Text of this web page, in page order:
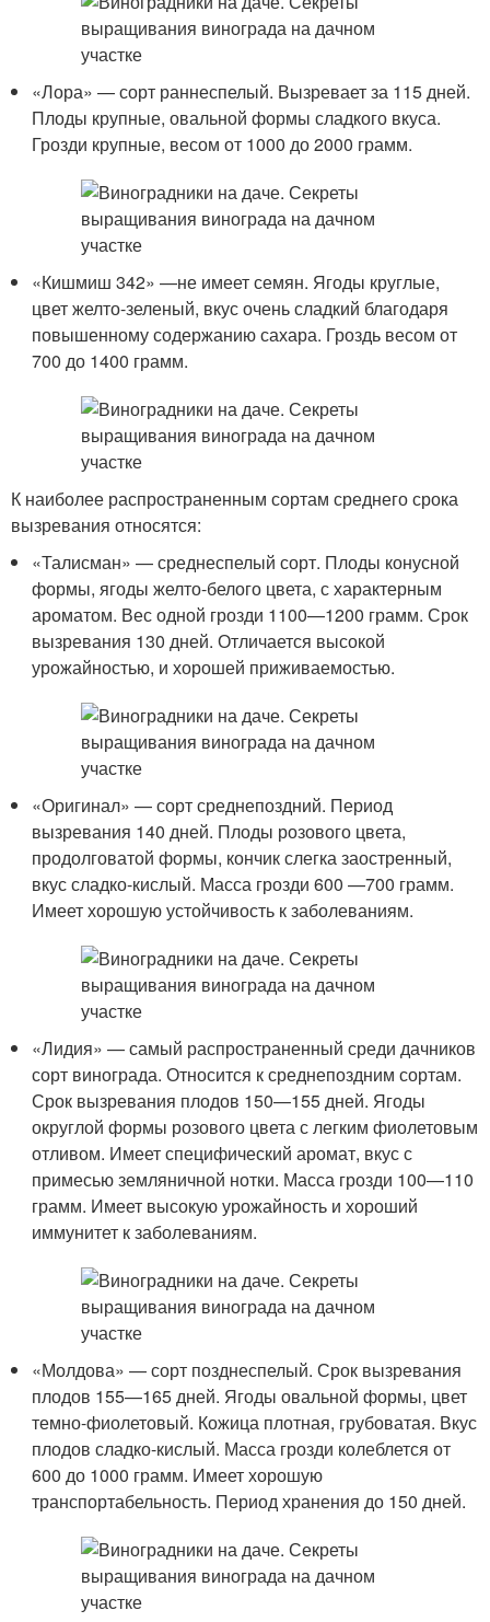
«Лора» — сорт раннеспелый. Вызревает за 115 дней.
Плоды крупные, овальной формы сладкого вкуса.
Грозди крупные, весом от 1000 до 2000 грамм.
«Кишмиш 342» —не имеет семян. Ягоды круглые,
цвет желто-зеленый, вкус очень сладкий благодаря
повышенному содержанию сахара. Гроздь весом от
700 до 1400 грамм.
К наиболее распространенным сортам среднего срока
вызревания относятся:
«Талисман» — среднеспелый сорт. Плоды конусной
формы, ягоды желто-белого цвета, с характерным
ароматом. Вес одной грозди 1100—1200 грамм. Срок
вызревания 130 дней. Отличается высокой
урожайностью, и хорошей приживаемостью.
«Оригинал» — сорт среднепоздний. Период
вызревания 140 дней. Плоды розового цвета,
продолговатой формы, кончик слегка заостренный,
вкус сладко-кислый. Масса грозди 600 —700 грамм.
Имеет хорошую устойчивость к заболеваниям.
«Лидия» — самый распространенный среди дачников
сорт винограда. Относится к среднепоздним сортам.
Срок вызревания плодов 150—155 дней. Ягоды
округлой формы розового цвета с легким фиолетовым
отливом. Имеет специфический аромат, вкус с
примесью земляничной нотки. Масса грозди 100—110
грамм. Имеет высокую урожайность и хороший
иммунитет к заболеваниям.
«Молдова» — сорт позднеспелый. Срок вызревания
плодов 155—165 дней. Ягоды овальной формы, цвет
темно-фиолетовый. Кожица плотная, грубоватая. Вкус
плодов сладко-кислый. Масса грозди колеблется от
600 до 1000 грамм. Имеет хорошую
транспортабельность. Период хранения до 150 дней.